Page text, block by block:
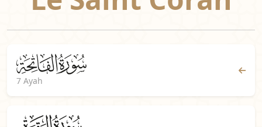
7 Ayah